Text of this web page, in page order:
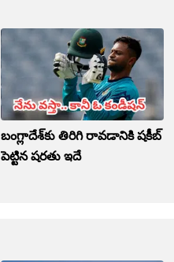
బంగ్లాదేశ్‌కు తిరిగి రావడానికి షకీబ్
పెట్టిన షరతు ఇదే